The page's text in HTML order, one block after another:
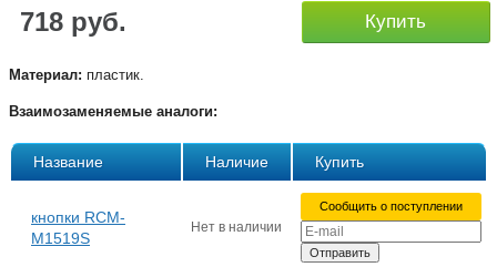
718 руб. Купить
Материал: пластик.
Взаимозаменяемые аналоги:
Название Наличие Купить
кнопки RCM-
M1519S
Нет в наличии
Сообщить о поступлении
Отправить